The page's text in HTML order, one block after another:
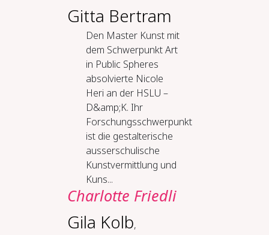
Gitta Bertram
Den Master Kunst mit
dem Schwerpunkt Art
in Public Spheres
absolvierte Nicole
Heri an der HSLU –
D&amp;K. Ihr
Forschungsschwerpunkt
ist die gestalterische
ausserschulische
Kunstvermittlung und
Kuns...
Charlotte Friedli
Gila Kolb,